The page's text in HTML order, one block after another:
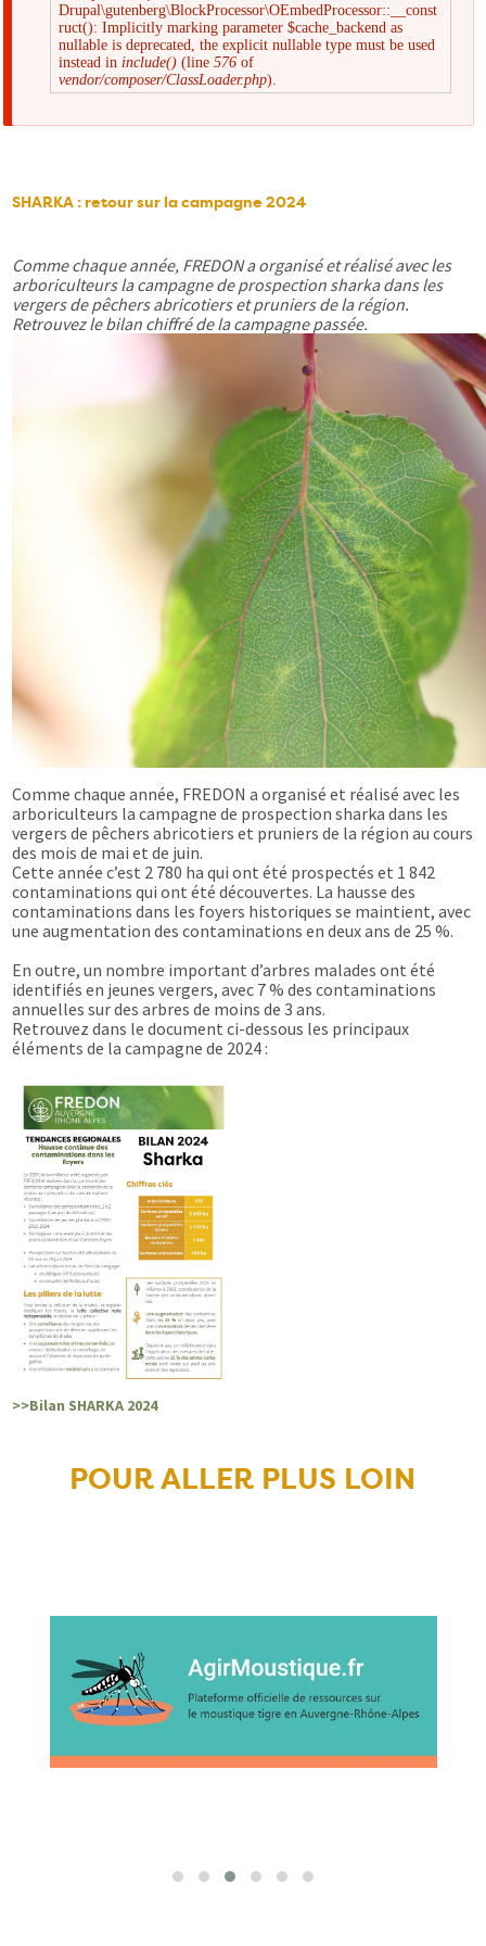
Message
d'erreur
Drupal\gutenberg\BlockProcessor\OEmbedProcessor::__const
ruct(): Implicitly marking parameter $cache_backend as
nullable is deprecated, the explicit nullable type must be used
instead in include() (line576 of
vendor/composer/ClassLoader.php).
SHARKA : retour sur la campagne 2024
Comme chaque année, FREDON a organisé et réalisé avec les
arboriculteurs la campagne de prospection sharka dans les
vergers de pêchers abricotiers et pruniers de la région.
Retrouvez le bilan chiffré de la campagne passée.
Comme chaque année, FREDON a organisé et réalisé avec les
arboriculteurs la campagne de prospection sharka dans les
vergers de pêchers abricotiers et pruniers de la région au cours
des mois de mai et de juin.
Cette année c’est 2 780 ha qui ont été prospectés et 1 842
contaminations qui ont été découvertes. La hausse des
contaminations dans les foyers historiques se maintient, avec
une augmentation des contaminations en deux ans de 25 %.
En outre, un nombre important d’arbres malades ont été
identifiés en jeunes vergers, avec 7 % des contaminations
annuelles sur des arbres de moins de 3 ans.
Retrouvez dans le document ci-dessous les principaux
éléments de la campagne de 2024 :
>>Bilan SHARKA 2024
POUR ALLER PLUS LOIN